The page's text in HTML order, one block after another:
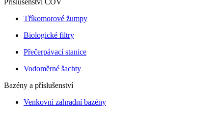
Příslušenství ČOV
Tříkomorové žumpy
Biologické filtry
Přečerpávací stanice
Vodoměrné šachty
Bazény a příslušenství
Venkovní zahradní bazény